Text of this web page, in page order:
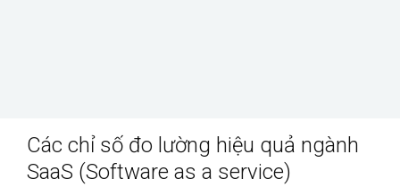
Các chỉ số đo lường hiệu quả ngành
SaaS (Software as a service)